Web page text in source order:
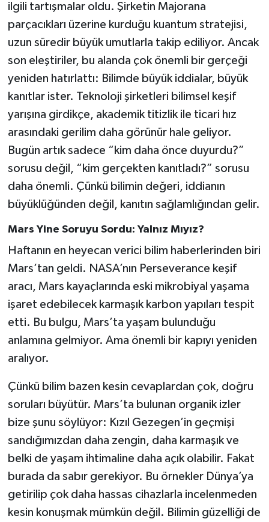
ilgili tartışmalar oldu. Şirketin Majorana
parçacıkları üzerine kurduğu kuantum stratejisi,
uzun süredir büyük umutlarla takip ediliyor. Ancak
son eleştiriler, bu alanda çok önemli bir gerçeği
yeniden hatırlattı: Bilimde büyük iddialar, büyük
kanıtlar ister. Teknoloji şirketleri bilimsel keşif
yarışına girdikçe, akademik titizlik ile ticari hız
arasındaki gerilim daha görünür hale geliyor.
Bugün artık sadece “kim daha önce duyurdu?”
sorusu değil, “kim gerçekten kanıtladı?” sorusu
daha önemli. Çünkü bilimin değeri, iddianın
büyüklüğünden değil, kanıtın sağlamlığından gelir.
Mars Yine Soruyu Sordu: Yalnız Mıyız?
Haftanın en heyecan verici bilim haberlerinden biri
Mars’tan geldi. NASA’nın Perseverance keşif
aracı, Mars kayaçlarında eski mikrobiyal yaşama
işaret edebilecek karmaşık karbon yapıları tespit
etti. Bu bulgu, Mars’ta yaşam bulunduğu
anlamına gelmiyor. Ama önemli bir kapıyı yeniden
aralıyor.
Çünkü bilim bazen kesin cevaplardan çok, doğru
soruları büyütür. Mars’ta bulunan organik izler
bize şunu söylüyor: Kızıl Gezegen’in geçmişi
sandığımızdan daha zengin, daha karmaşık ve
belki de yaşam ihtimaline daha açık olabilir. Fakat
burada da sabır gerekiyor. Bu örnekler Dünya’ya
getirilip çok daha hassas cihazlarla incelenmeden
kesin konuşmak mümkün değil. Bilimin güzelliği de